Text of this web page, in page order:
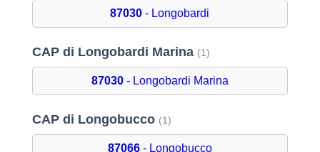
87030 - Longobardi
CAP di Longobardi Marina (1)
87030- Longobardi Marina
CAP di Longobucco (1)
87066- Longobucco